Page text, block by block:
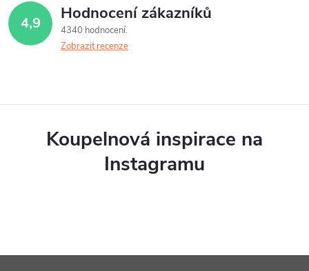
4,9 Hodnocení zákazníků
4340 hodnocení
Zobrazit recenze
Koupelnová inspirace na
Instagramu